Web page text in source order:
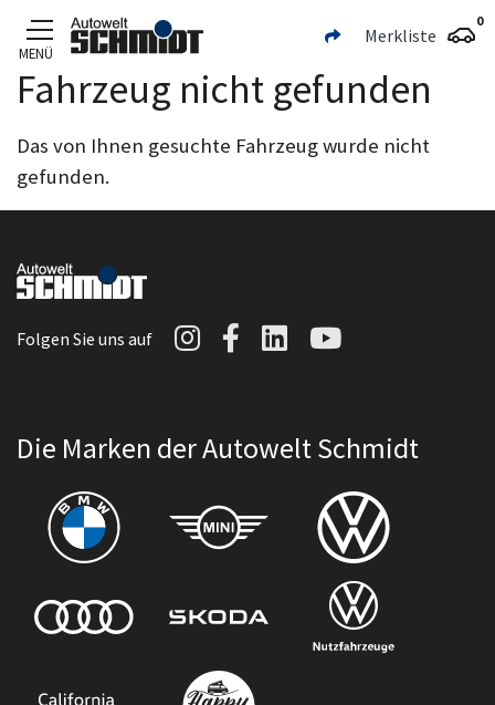
Zum Hauptinhalt
MENÜ
Merkliste
0
Fahrzeug nicht gefunden
Das von Ihnen gesuchte Fahrzeug wurde nicht
gefunden.
Folgen Sie uns auf Autowelt Schmidt auf
Autowelt Schmidt
AutoweltAutowelt
Die Marken der Autowelt Schmidt